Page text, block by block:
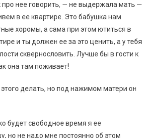
про нее говорить, — не выдержала мать —
в ее квартире. Это бабушка нам
хоромы, а сама при этом ютиться в
и ты должен ее за это ценить, а у тебя
сквернословить. Лучше бы в гости к
она там поживает!
этого делать, но под нажимом матери он
будет свободное время я ее
но не надо мне постоянно об этом